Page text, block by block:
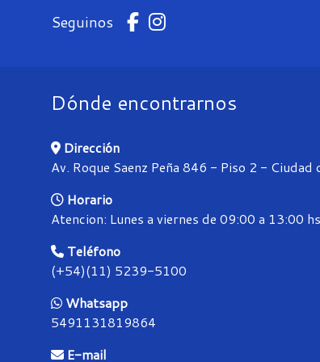
Seguinos
Dónde encontrarnos
Dirección
Av. Roque Saenz Peña 846 - Piso 2 - Ciudad
Horario
Atencion: Lunes a viernes de 09:00 a 13:00
Teléfono
(+54)(11) 5239-5100
Whatsapp
5491131819864
E-mail